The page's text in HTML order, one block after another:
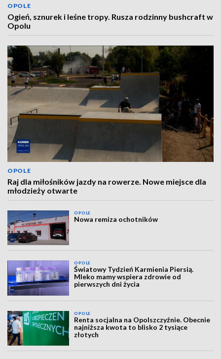
OPOLE
Ogień, sznurek i leśne tropy. Rusza rodzinny bushcraft w
Opolu
OPOLE
Raj dla miłośników jazdy na rowerze. Nowe miejsce dla
młodzieży otwarte
OPOLE
Nowa remiza ochotników
OPOLE
Światowy Tydzień Karmienia Piersią.
Mleko mamy wspiera zdrowie od
pierwszych dni życia
OPOLE
Renta socjalna na Opolszczyźnie. Obecnie
najniższa kwota to blisko 2 tysiące
złotych